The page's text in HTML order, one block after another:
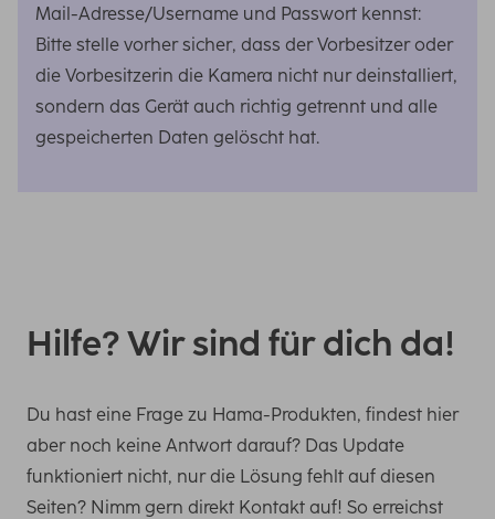
Mail-Adresse/Username und Passwort kennst:
Bitte stelle vorher sicher, dass der Vorbesitzer oder
die Vorbesitzerin die Kamera nicht nur deinstalliert,
sondern das Gerät auch richtig getrennt und alle
gespeicherten Daten gelöscht hat.
Hilfe? Wir sind für dich da!
Du hast eine Frage zu Hama-Produkten, findest hier
aber noch keine Antwort darauf? Das Update
funktioniert nicht, nur die Lösung fehlt auf diesen
Seiten? Nimm gern direkt Kontakt auf! So erreichst